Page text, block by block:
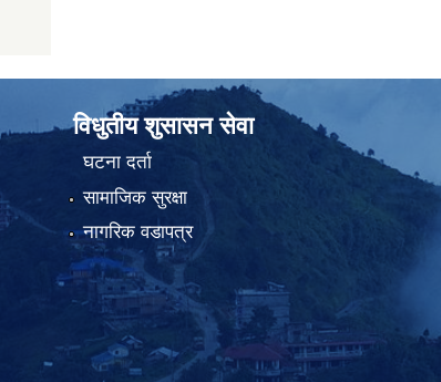
विधुतीय शुसासन सेवा
घटना दर्ता
सामाजिक सुरक्षा
नागरिक वडापत्र